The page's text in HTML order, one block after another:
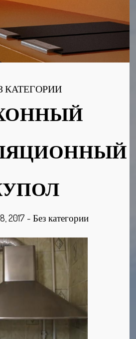
КАТЕГОРИИ
2017 -Без категории